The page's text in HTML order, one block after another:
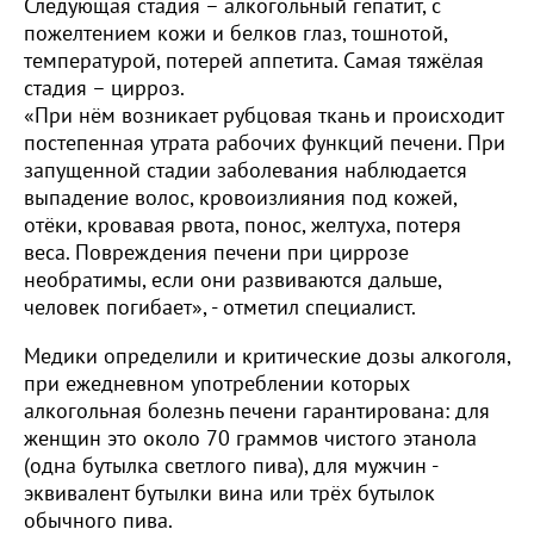
Следующая стадия – алкогольный гепатит, с
пожелтением кожи и белков глаз, тошнотой,
температурой, потерей аппетита. Самая тяжёлая
стадия – цирроз.
«При нём возникает рубцовая ткань и происходит
постепенная утрата рабочих функций печени. При
запущенной стадии заболевания наблюдается
выпадение волос, кровоизлияния под кожей,
отёки, кровавая рвота, понос, желтуха, потеря
веса. Повреждения печени при циррозе
необратимы, если они развиваются дальше,
человек погибает», - отметил специалист.
Медики определили и критические дозы алкоголя,
при ежедневном употреблении которых
алкогольная болезнь печени гарантирована: для
женщин это около 70 граммов чистого этанола
(одна бутылка светлого пива), для мужчин -
эквивалент бутылки вина или трёх бутылок
обычного пива.